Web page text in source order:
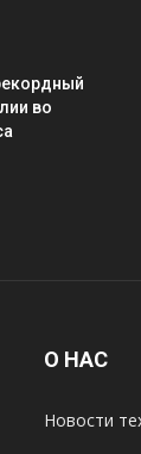
во
О НАС
Новости